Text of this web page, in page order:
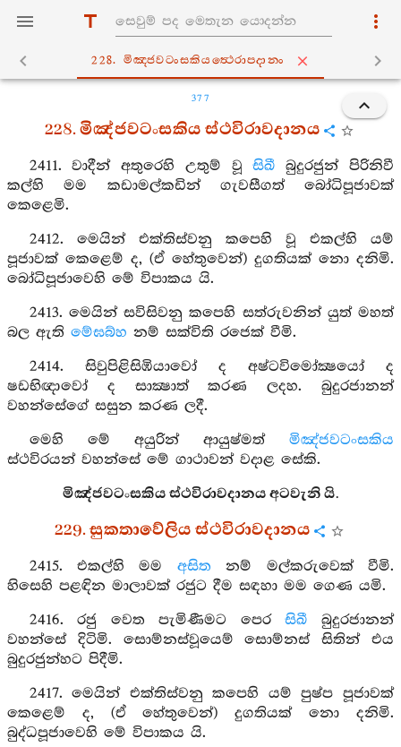
228. මිඤ‍්ජවටංසකියත්‍ථෙරාපදානං
377
228. මිඤ්ජවටංසකිය ස්ථවිරාවදානය
2411. වාදීන් අතුරෙහි උතුම් වූසිඛී බුදුරජුන් පිරිනිවී
කල්හි මම කඩාමල්කඩින් ගැවසීගත් බෝධිපූජාවක්
කෙළෙමි.
2412. මෙයින් එක්තිස්වනු කපෙහි වූ එකල්හි යම්
පූජාවක් කෙළෙම් ද, (ඒ හේතුවෙන්) දුගතියක් නො දනිමි.
බෝධිපූජාවෙහි මේ විපාකය යි.
2413. මෙයින් සවිසිවනු කපෙහි සත්රුවනින් යුත් මහත්
බල ඇති මේඝබ්හ නම් සක්විති රජෙක් වීමි.
2414. සිවුපිළිසිඹියාවෝ ද අෂ්ටවිමෝක්‍ෂයෝ ද
ෂඩභිඥාවෝ ද සාක්‍ෂාත් කරණ ලදහ. බුදුරජානන්
වහන්සේගේ සසුන කරණ ලදී.
මෙහි මේ අයුරින් ආයුෂ්මත් මිඤ්ජවටංසකිය
ස්ථවිරයන් වහන්සේ මේ ගාථාවන් වදාළ සේකි.
මිඤ්ජවටංසකිය ස්ථවිරාවදානය අටවැනි යි.
229. සුකතාවේලිය ස්ථවිරාවදානය
2415. එකල්හි මම අසිත නම් මල්කරුවෙක් වීමි.
හිසෙහි පළඳින මාලාවක් රජුට දීම සඳහා මම ගෙණ යමි.
2416. රජු වෙත පැමිණීමට පෙරසිඛී බුදුරජානන්
වහන්සේ දිටිමි. සොම්නස්වූයෙම් සොම්නස් සිතින් එය
බුදුරජුන්හට පිදීමි.
2417. මෙයින් එක්තිස්වනු කපෙහි යම් පුෂ්ප පූජාවක්
කෙළෙම් ද, (ඒ හේතුවෙන්) දුගතියක් නො දනිමි.
බුද්ධපූජාවෙහි මේ විපාකය යි.